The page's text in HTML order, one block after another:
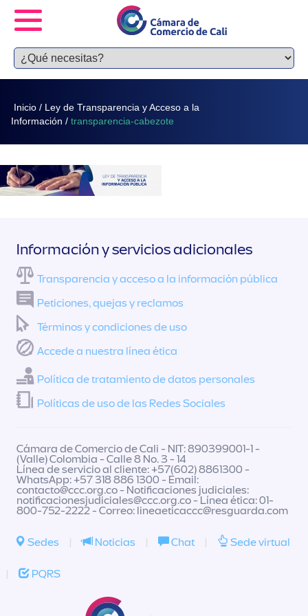
Inicio / Ley de Transparencia y Acceso a la
Información / transparencia-cabezote
Información y servicios adicionales
Transparencia y acceso a la información pública
Peticiones, quejas y reclamos
Términos y condiciones de uso
Accede a nuestra línea ética
Política de tratamiento de datos personales
Políticas de uso de las Redes Sociales
Cámara de Comercio de Cali - NIT: 890399001-1 -
(Valle) Colombia - Calle 8 No. 3 - 14
Línea de servicio al cliente: +57(602) 8861300 -
WhatsApp: +57 318 886 1300 - Email:
contacto@ccc.org.co- Notificaciones judiciales:
notificacionesjudiciales@ccc.org.co- Línea ética: 01-
800-752-2222 - Correo: lineaeticaccc@resguarda.com
Sedes | Noticias | Chat | Sede virtual
| PQRS